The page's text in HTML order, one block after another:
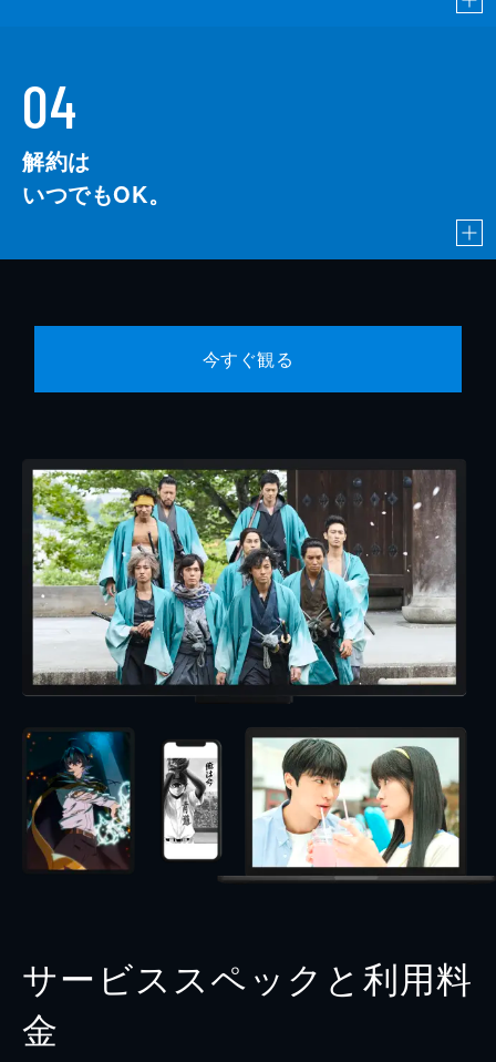
04
解約は
いつでもOK。
今すぐ観る
サービススペックと利用料
金